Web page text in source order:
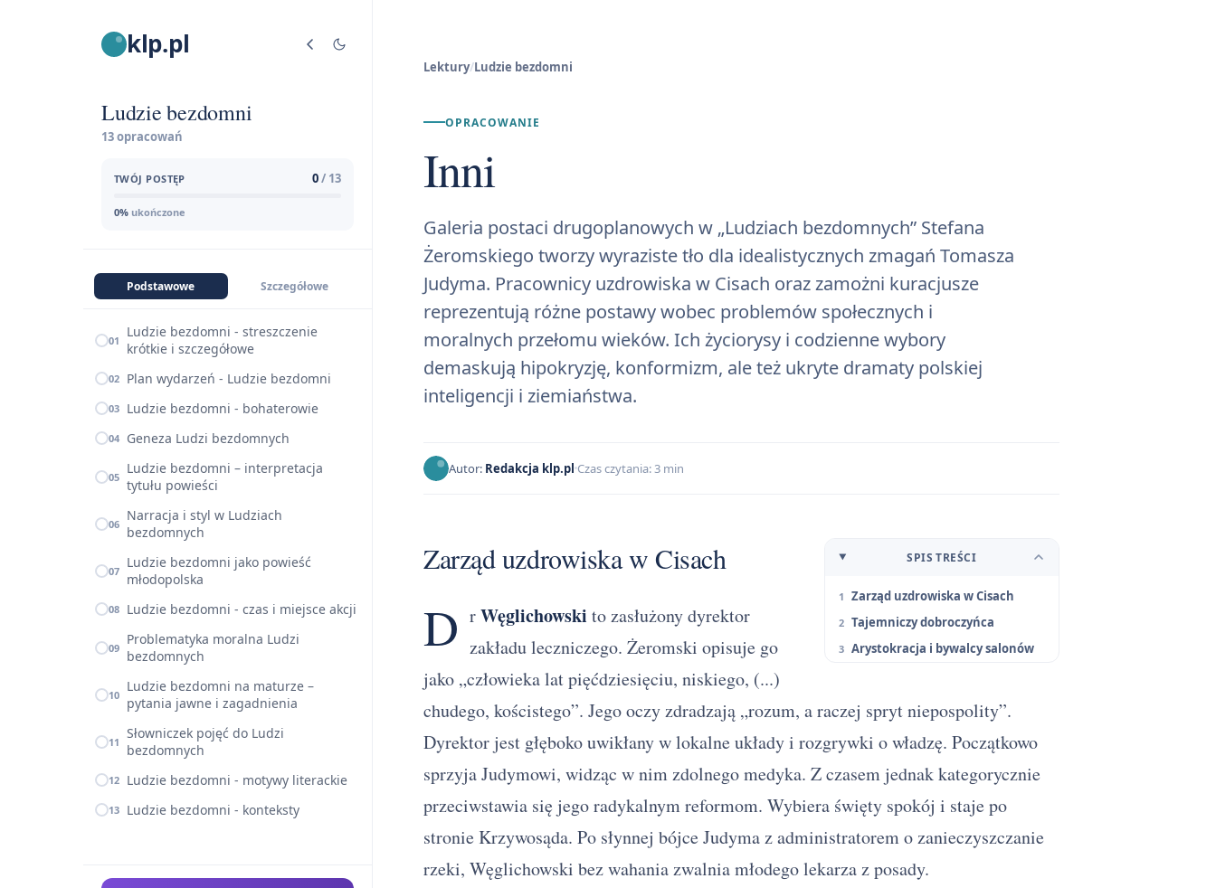
klp.pl
Ludzie bezdomni
13 opracowań
TWÓJ POSTĘP 0/ 13
0% ukończone
Podstawowe Szczegółowe
01
Ludzie bezdomni - streszczenie
krótkie i szczegółowe
02 Plan wydarzeń - Ludzie bezdomni
03 Ludzie bezdomni - bohaterowie
04 Geneza Ludzi bezdomnych
05 Ludzie bezdomni – interpretacja
tytułu powieści
06 Narracja i styl w Ludziach
bezdomnych
07 Ludzie bezdomni jako powieść
młodopolska
08 Ludzie bezdomni - czas i miejsce akcji
09 Problematyka moralna Ludzi
bezdomnych
10 Ludzie bezdomni na maturze –
pytania jawne i zagadnienia
11 Słowniczek pojęć do Ludzi
bezdomnych
12 Ludzie bezdomni - motywy literackie
13 Ludzie bezdomni - konteksty
Lektury/Ludzie bezdomni
OPRACOWANIE
Inni
Galeria postaci drugoplanowych w „Ludziach bezdomnych” Stefana
Żeromskiego tworzy wyraziste tło dla idealistycznych zmagań Tomasza
Judyma. Pracownicy uzdrowiska w Cisach oraz zamożni kuracjusze
reprezentują różne postawy wobec problemów społecznych i
moralnych przełomu wieków. Ich życiorysy i codzienne wybory
demaskują hipokryzję, konformizm, ale też ukryte dramaty polskiej
inteligencji i ziemiaństwa.
Autor: Redakcja klp.pl Czas czytania: 3 min
SPIS TREŚCI
Zarząd uzdrowiska w Cisach
Tajemniczy dobroczyńca
Arystokracja i bywalcy salonów
Zarząd uzdrowiska w Cisach
D rWęglichowski to zasłużony dyrektor
zakładu leczniczego. Żeromski opisuje go
jako „człowieka lat pięćdziesięciu, niskiego, (...)
chudego, kościstego”. Jego oczy zdradzają „rozum, a raczej spryt niepospolity”.
Dyrektor jest głęboko uwikłany w lokalne układy i rozgrywki o władzę. Początkowo
sprzyja Judymowi, widząc w nim zdolnego medyka. Z czasem jednak kategorycznie
przeciwstawia się jego radykalnym reformom. Wybiera święty spokój i staje po
stronie Krzywosąda. Po słynnej bójce Judyma z administratorem o zanieczyszczanie
rzeki, Węglichowski bez wahania zwalnia młodego lekarza z posady.